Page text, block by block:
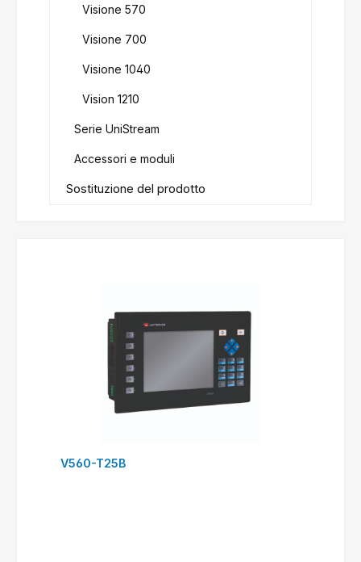
Visione 570
Visione 700
Visione 1040
Vision 1210
Serie UniStream
Accessori e moduli
Sostituzione del prodotto
V560-T25B